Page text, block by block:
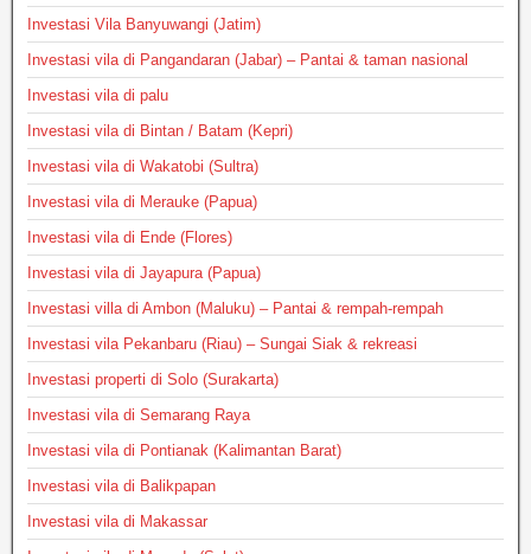
Investasi Vila Banyuwangi (Jatim)
Investasi vila di Pangandaran (Jabar) – Pantai & taman nasional
Investasi vila di palu
Investasi vila di Bintan / Batam (Kepri)
Investasi vila di Wakatobi (Sultra)
Investasi vila di Merauke (Papua)
Investasi vila di Ende (Flores)
Investasi vila di Jayapura (Papua)
Investasi villa di Ambon (Maluku) – Pantai & rempah-rempah
Investasi vila Pekanbaru (Riau) – Sungai Siak & rekreasi
Investasi properti di Solo (Surakarta)
Investasi vila di Semarang Raya
Investasi vila di Pontianak (Kalimantan Barat)
Investasi vila di Balikpapan
Investasi vila di Makassar